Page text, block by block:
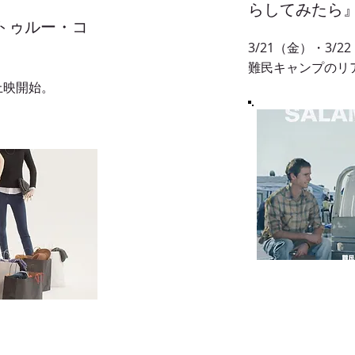
ゥルー・コ
開始。
らしてみたら
3/21（金）・3/22
難民キャンプのリ